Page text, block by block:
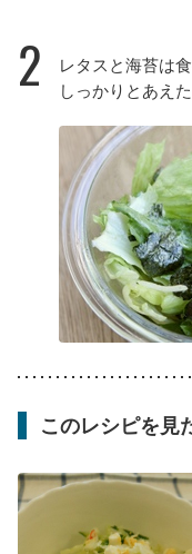
2
レタスと海苔は
しっかりとあえ
このレシピを見